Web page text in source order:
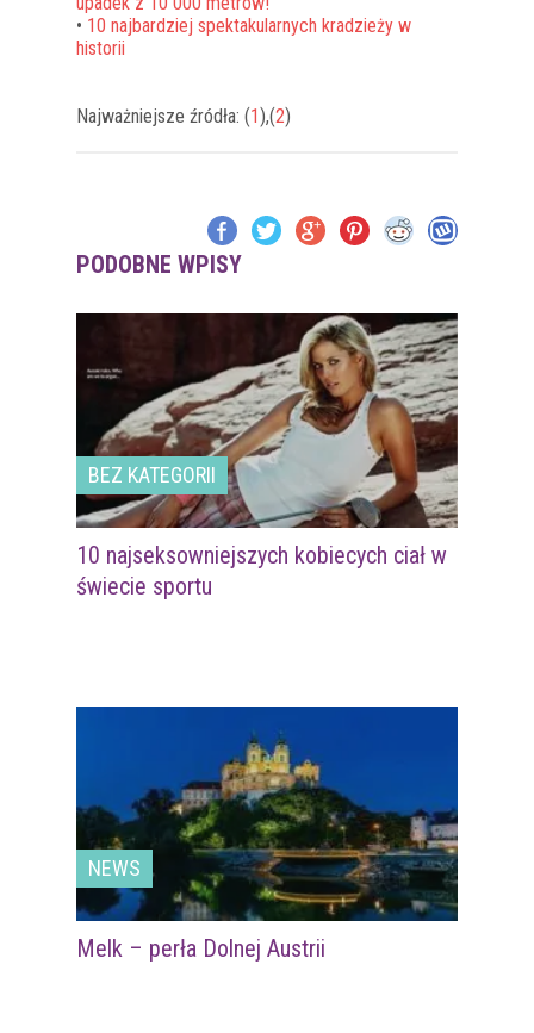
• 10 najbardziej spektakularnych kradzieży w
historii
Najważniejsze źródła: (1 ),(2)
PODOBNE WPISY
BEZ KATEGORII
10 najseksowniejszych kobiecych ciał w
świecie sportu
NEWS
Melk – perła Dolnej Austrii